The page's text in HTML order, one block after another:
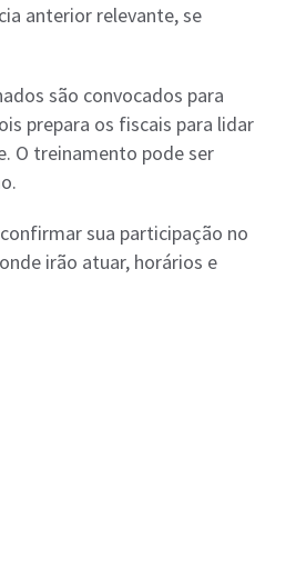
anterior relevante, se
são convocados para
prepara os fiscais para lidar
O treinamento pode ser
sua participação no
irão atuar, horários e